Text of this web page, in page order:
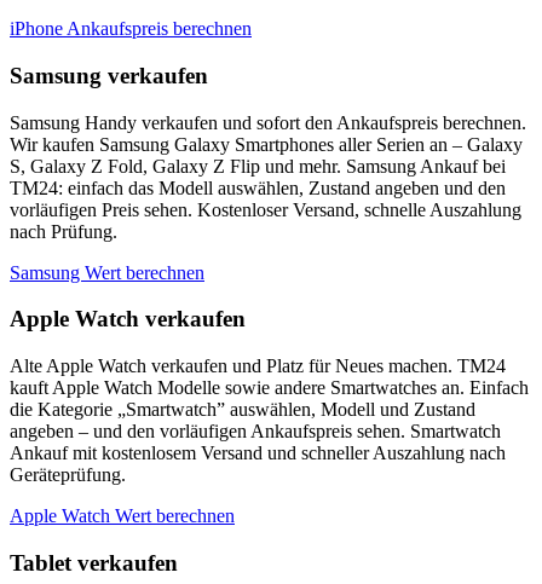
iPhone Ankaufspreis berechnen
Samsung verkaufen
Samsung Handy verkaufen und sofort den Ankaufspreis berechnen.
Wir kaufen Samsung Galaxy Smartphones aller Serien an – Galaxy
S, Galaxy Z Fold, Galaxy Z Flip und mehr. Samsung Ankauf bei
TM24: einfach das Modell auswählen, Zustand angeben und den
vorläufigen Preis sehen. Kostenloser Versand, schnelle Auszahlung
nach Prüfung.
Samsung Wert berechnen
Apple Watch verkaufen
Alte Apple Watch verkaufen und Platz für Neues machen. TM24
kauft Apple Watch Modelle sowie andere Smartwatches an. Einfach
die Kategorie „Smartwatch” auswählen, Modell und Zustand
angeben – und den vorläufigen Ankaufspreis sehen. Smartwatch
Ankauf mit kostenlosem Versand und schneller Auszahlung nach
Geräteprüfung.
Apple Watch Wert berechnen
Tablet verkaufen